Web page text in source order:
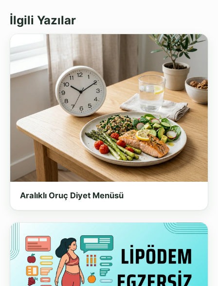
İlgili Yazılar
Aralıklı Oruç Diyet Menüsü